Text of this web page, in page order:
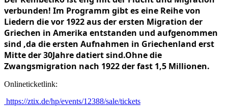
verbunden! Im Programm gibt es eine Reihe von
Liedern die vor 1922 aus der ersten Migration der
Griechen in Amerika entstanden und aufgenommen
sind ,da die ersten Aufnahmen in Griechenland erst
Mitte der 30Jahre datiert sind.Ohne die
Zwangsmigration nach 1922 der fast 1,5 Millionen.
Onlineticketlink:
https://ztix.de/hp/events/12388/sale/tickets